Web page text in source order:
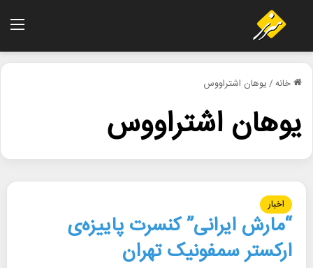
خانه/یوهان اشتراووس
یوهان اشتراووس
اخبار
“مارش ایرانی” کنسرت پاییزه‌ی
ارکستر سمفونیک تهران